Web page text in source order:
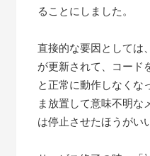
ることにしました。
直接的な要因としては
が更新されて、コード
と正常に動作しなくな
ま放置して意味不明な
は停止させたほうがい